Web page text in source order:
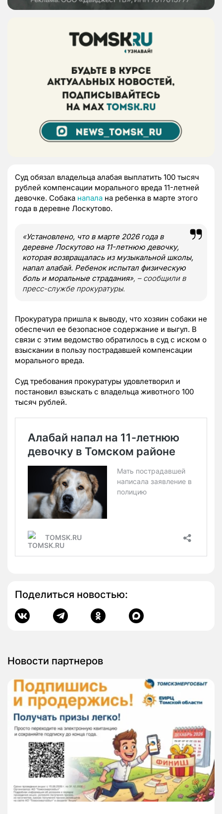
Суд обязал владельца алабая выплатить 100 тысяч
рублей компенсации морального вреда 11-летней
девочке. Собака напала на ребенка в марте этого
года в деревне Лоскутово.
«Установлено, что в марте 2026 года в
деревне Лоскутово на 11-летнюю девочку,
которая возвращалась из музыкальной школы,
напал алабай. Ребенок испытал физическую
боль и моральные страдания», – сообщили в
пресс-службе прокуратуры.
Прокуратура пришла к выводу, что хозяин собаки не
обеспечил ее безопасное содержание и выгул. В
связи с этим ведомство обратилось в суд с иском о
взыскании в пользу пострадавшей компенсации
морального вреда.
Суд требования прокуратуры удовлетворил и
постановил взыскать с владельца животного 100
тысяч рублей.
Поделиться новостью:
Новости партнеров